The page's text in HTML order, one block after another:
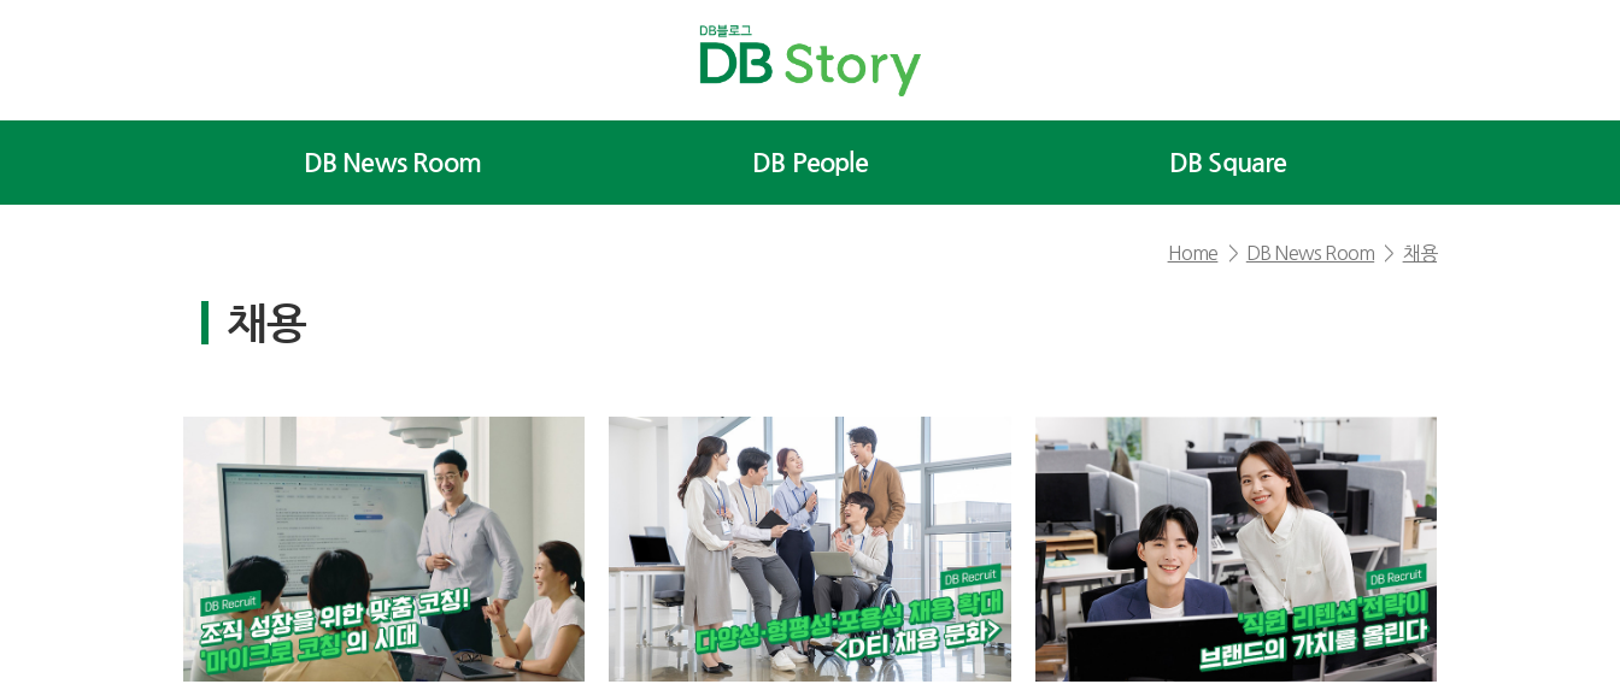
DB News Room DB People DB Square
Home DB News Room 채용
채용